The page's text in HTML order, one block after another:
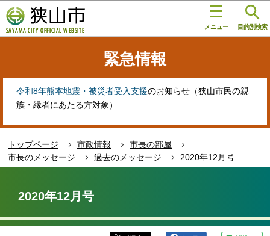
の
ペ
す
メニュー 目的別検索
緊急情報
令和8年熊本地震・被災者受入支援のお知らせ（狭山市民の親
族・縁者にあたる方対象）
トップページ 市政情報
市長の部屋
市長のメッセージ
過去のメッセージ
2020年12月号
か
2020年12月号